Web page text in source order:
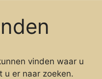
vinden waar u
u er naar zoeken.